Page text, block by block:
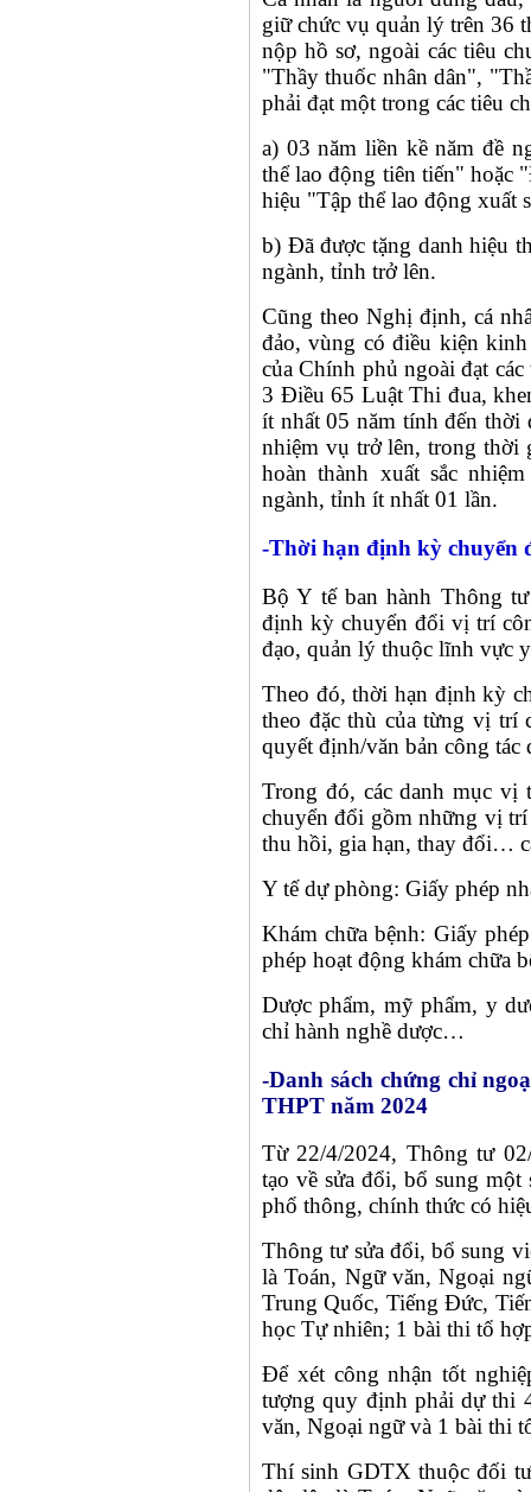
giữ chức vụ quản lý trên 36
nộp hồ sơ, ngoài các tiêu
"Thầy thuốc nhân dân",
phải đạt một trong các tiêu
a) 03 năm liền kề năm đề
thể lao động tiên tiến" hoặc
hiệu "Tập thể lao động xuất
b) Đã được tặng danh hiệu
ngành, tỉnh trở lên.
Cũng theo Nghị định, cá
đảo, vùng có điều kiện
của Chính phủ ngoài đạt
3 Điều 65 Luật Thi đua,
ít nhất 05 năm tính đến thời
nhiệm vụ trở lên, trong thời
hoàn thành xuất sắc
ngành, tỉnh ít nhất 01 lần.
-Thời hạn định kỳ chuyển
Bộ Y tế ban hành Thông
định kỳ chuyển đổi vị trí
đạo, quản lý thuộc lĩnh vực
Theo đó, thời hạn định kỳ
theo đặc thù của từng vị trí
quyết định/văn bản công
Trong đó, các danh mục
chuyển đổi gồm những vị
thu hồi, gia hạn, thay đổi…
Y tế dự phòng: Giấy phép
Khám chữa bệnh: Giấy
phép hoạt động khám chữa
Dược phẩm, mỹ phẩm, y
chỉ hành nghề dược…
-Danh sách chứng chỉ
THPT năm 2024
Từ 22/4/2024, Thông tư
tạo về sửa đổi, bổ sung
phổ thông, chính thức có
Thông tư sửa đổi, bổ sung
là Toán, Ngữ văn, Ngoại
Trung Quốc, Tiếng Đức,
học Tự nhiên; 1 bài thi tổ
Để xét công nhận tốt
tượng quy định phải dự thi
văn, Ngoại ngữ và 1 bài thi
Thí sinh GDTX thuộc đối